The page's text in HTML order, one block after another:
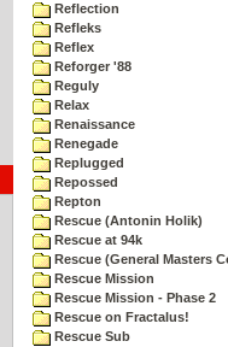
Reflection
Refleks
Reflex
Reforger '88
Reguly
Relax
Renaissance
Renegade
Replugged
Repossed
Repton
Rescue (Antonin Holik)
Rescue at 94k
Rescue (General Masters
Rescue Mission
Rescue Mission - Phase 2
Rescue on Fractalus!
Rescue Sub